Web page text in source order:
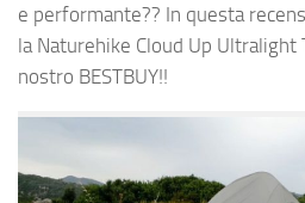
e performante?? In questa
la Naturehike Cloud Up Ultralight
nostro BESTBUY!!